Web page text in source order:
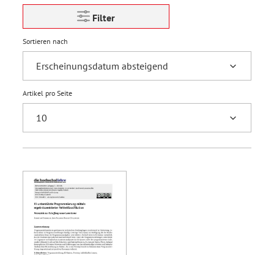
Filter
Sortieren nach
Artikel pro Seite